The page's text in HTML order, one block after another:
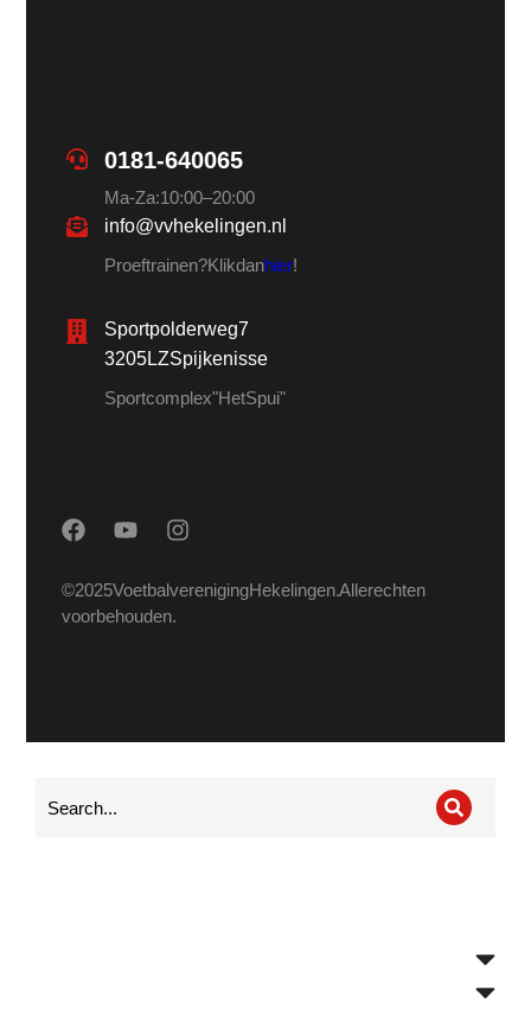
0181-640065
Ma-Za: 10:00 – 20:00
info@vvhekelingen.nl
Proeftrainen? Klik danhier!
Sportpolderweg 7
3205LZ Spijkenisse
Sportcomplex "Het Spui"
© 2025 Voetbalvereniging Hekelingen. Alle rechten
voorbehouden.